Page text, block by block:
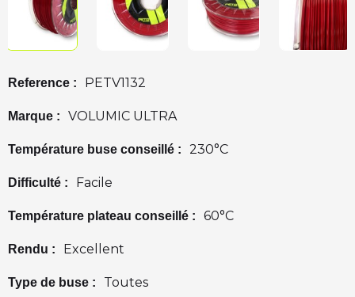
Reference : PETV1132
Marque : VOLUMIC ULTRA
Température buse conseillé : 230°C
Difficulté : Facile
Température plateau conseillé : 60°C
Rendu : Excellent
Type de buse : Toutes